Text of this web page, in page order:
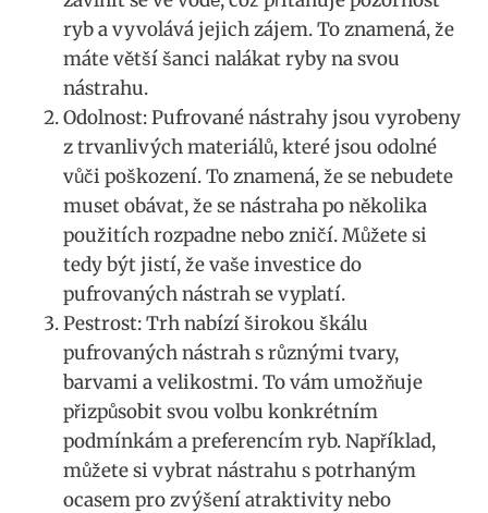
ryb a vyvolává⁢ jejich zájem. To znamená, že
máte větší šanci nalákat ryby na svou ​
nástrahu.
Odolnost: Pufrované nástrahy⁢ jsou vyrobeny
z trvanlivých materiálů, které jsou odolné
vůči poškození. To znamená, že se nebudete
muset obávat, že se nástraha po několika
použitích rozpadne nebo zničí. Můžete si
tedy být jistí, že vaše investice do
pufrovaných nástrah se vyplatí.
Pestrost: Trh nabízí širokou škálu
pufrovaných ⁣nástrah⁢ s ⁤různými tvary,
barvami a velikostmi. To vám ⁣umožňuje
přizpůsobit‌ svou volbu konkrétním
podmínkám a preferencím ryb. Například,
můžete⁢ si vybrat nástrahu s potrhaným
ocasem pro zvýšení atraktivity nebo